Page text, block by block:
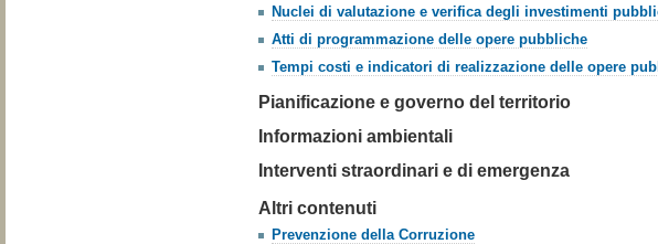
Nuclei di valutazione e verifica degli investimenti
Atti di programmazione delle opere pubbliche
Tempi costi e indicatori di realizzazione delle opere
Pianificazione e governo del territorio
Informazioni ambientali
Interventi straordinari e di emergenza
Altri contenuti
Prevenzione della Corruzione